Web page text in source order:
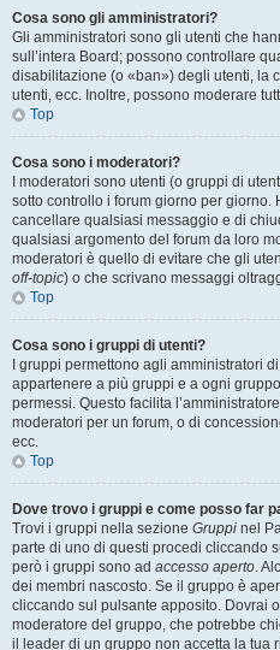
Cosa sono gli amministratori?
Gli amministratori sono gli utenti che
sull’intera Board; possono controllare
disabilitazione (o «ban») degli utenti, la
utenti, ecc. Inoltre, possono moderare
Top
Cosa sono i moderatori?
I moderatori sono utenti (o gruppi di
sotto controllo i forum giorno per giorno.
cancellare qualsiasi messaggio e di
qualsiasi argomento del forum da loro
moderatori è quello di evitare che gli
off-topic) o che scrivano messaggi
Top
Cosa sono i gruppi di utenti?
I gruppi permettono agli amministratori
appartenere a più gruppi e a ogni
permessi. Questo facilita
moderatori per un forum, o di
ecc.
Top
Dove trovo i gruppi e come posso far
Trovi i gruppi nella sezione Gruppi nel
parte di uno di questi procedi cliccando
però i gruppi sono ad accesso aperto.
dei membri nascosto. Se il gruppo è
cliccando sul pulsante apposito. Dovrai
moderatore del gruppo, che potrebbe
il leader di un gruppo non accetta la tua